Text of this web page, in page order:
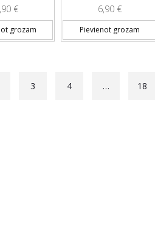
€
grozam
6,90 €
Pievienot grozam
3 4 … 18